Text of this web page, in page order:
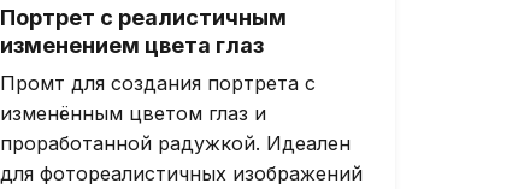
Портрет с реалистичным
изменением цвета глаз
Промт для создания портрета с
изменённым цветом глаз и
проработанной радужкой. Идеален
для фотореалистичных изображений